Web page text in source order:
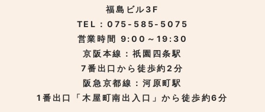
福島ビル3F
TEL：075-585-5075
営業時間 9:00～19:30
京阪本線：祇園四条駅
7番出口から徒歩約2分
阪急京都線：河原町駅
1番出口「木屋町南出入口」から徒歩約6分